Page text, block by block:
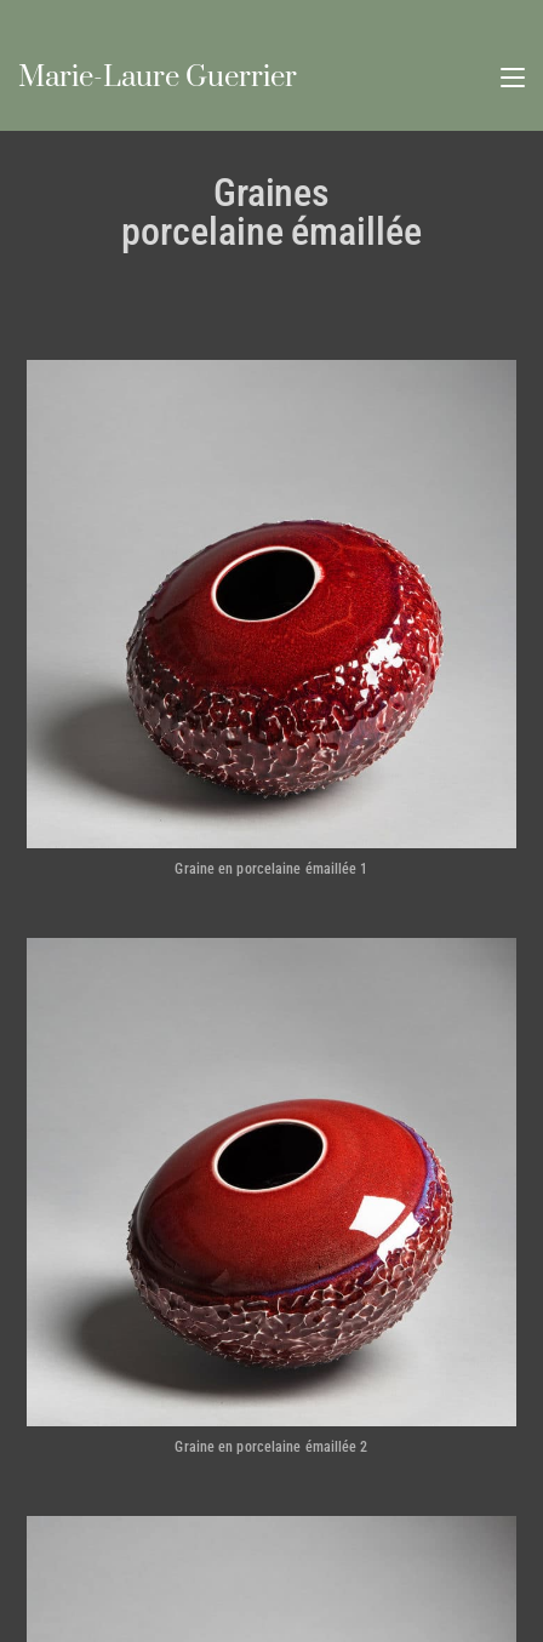
Marie-Laure Guerrier
Graines
porcelaine émaillée
Graine en porcelaine émaillée 1
Graine en porcelaine émaillée 2